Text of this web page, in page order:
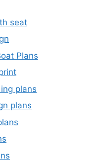
seat
Plans
plans
plans